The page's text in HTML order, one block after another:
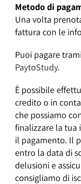
Metodo di
Una volta
fattura con le
Puoi pagare
PaytoStudy.
È possibile
credito o in
che possiamo
finalizzare la tua
il pagamento. Il
entro la data di
delusioni e
consigliamo di